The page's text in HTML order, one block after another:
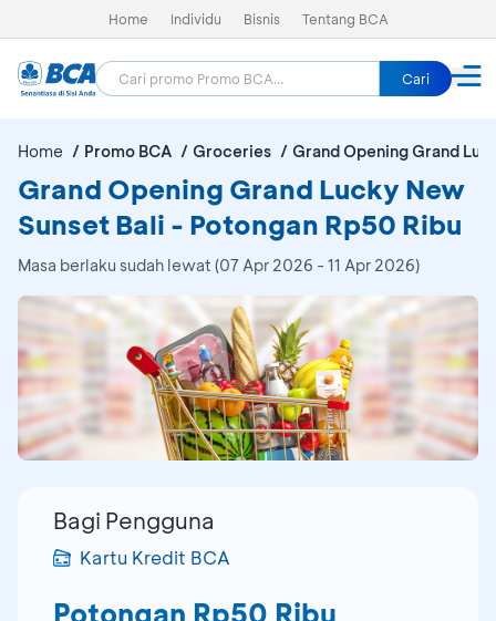
Home Individu Bisnis Tentang BCA
Cari
Home Promo BCA Groceries Grand Opening Grand
Grand Opening Grand Lucky New
Sunset Bali - Potongan Rp50 Ribu
Masa berlaku sudah lewat (07 Apr 2026 - 11 Apr 2026)
Bagi Pengguna
Kartu Kredit BCA
Potongan Rp50 Ribu